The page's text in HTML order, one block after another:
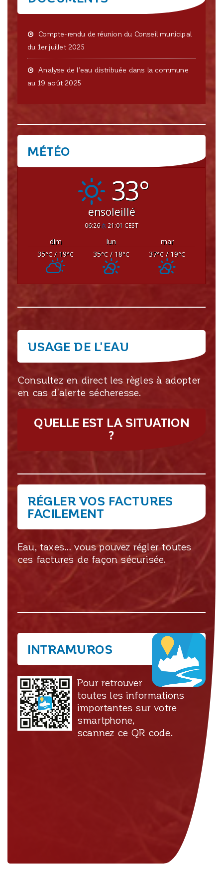
Compte-rendu de réunion du Conseil municipal
du 1er juillet 2025
Analyse de l’eau distribuée dans la commune
au 19 août 2025
MÉTÉO
33°
ensoleillé
06:26 21:01 CEST
dim lun
mar
35°C / 19°C 35°C / 18°C 37°C / 19°C
USAGE DE L'EAU
Consultez en direct les règles à adopter
en cas d'alerte sécheresse.
QUELLE EST LA SITUATION
?
RÉGLER VOS FACTURES
FACILEMENT
Eau, taxes… vous pouvez régler toutes
ces factures de façon sécurisée.
INTRAMUROS
Pour retrouver
toutes les informations
importantes sur votre
smartphone,
scannez ce QR code.